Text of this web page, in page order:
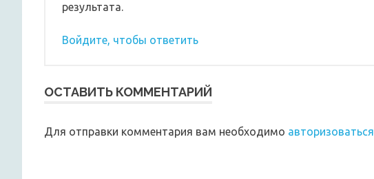
результата.
Войдите, чтобы ответить
ОСТАВИТЬ КОММЕНТАРИЙ
Для отправки комментария вам необходимо авторизоваться